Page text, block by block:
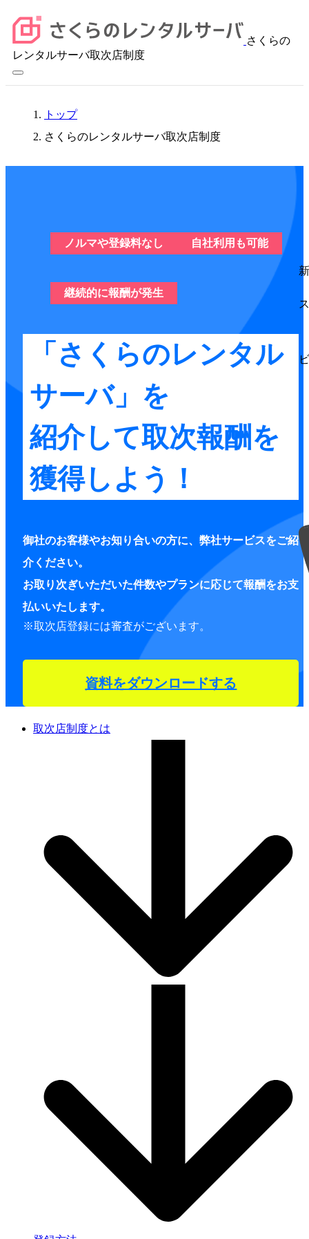
さくらの
レンタルサーバ取次店制度
トップ
さくらのレンタルサーバ取次店制度
ノルマや登録料なし 自社利用も可能
継続的に報酬が発生
「さくらのレンタル
サーバ」を
紹介して取次報酬を
獲得しよう！
御社のお客様やお知り合いの方に、弊社サービスをご紹
介ください。
お取り次ぎいただいた件数やプランに応じて報酬をお支
払いいたします。
※取次店登録には審査がございます。
資料をダウンロードする
取次店制度とは